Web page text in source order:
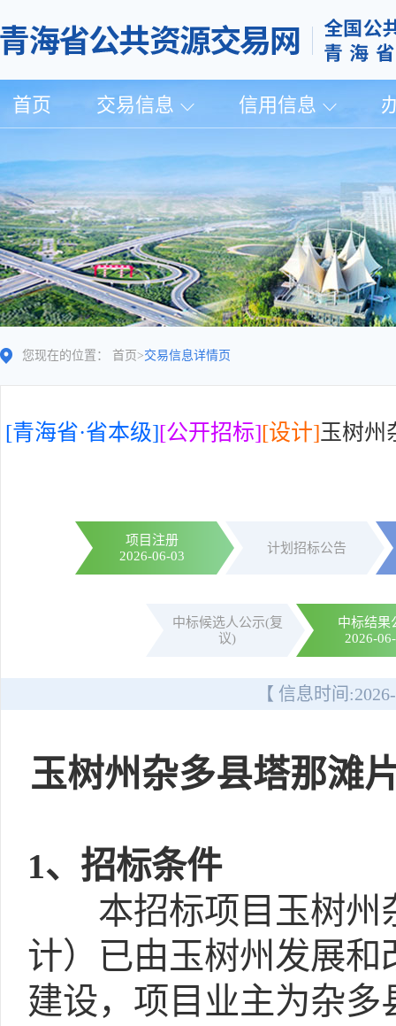
首页 交易信息 信用信息
您现在的位置： 首页 >交易信息详情页
[青海省·省本级][公开招标][设计]玉树州
项目注册
2026-06-03
计划招标公告
中标候选人公示(复
议)
中标结果
2026-
【 信息时间:
玉树州杂多县塔那滩
1、招标条件
本招标项目玉树州
计）已由玉树州发展和
建设，项目业主为杂